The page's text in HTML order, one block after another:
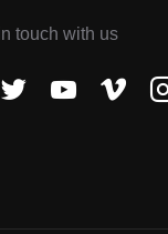
touch with us
twitter youtubevimeo